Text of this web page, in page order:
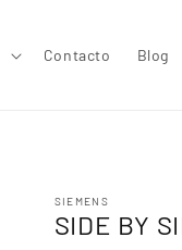
Contacto Blog
SIEMENS
SIDE BY